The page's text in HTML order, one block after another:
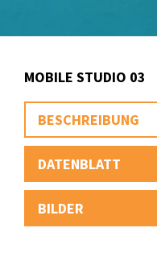
MOBILE STUDIO 03
BESCHREIBUNG
DATENBLATT
BILDER